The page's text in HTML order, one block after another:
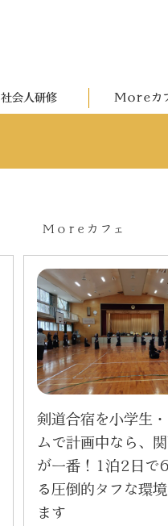
社会人研修 Moreカ
Moreカフェ
剣道合宿を小学生
ムで計画中なら、関
が一番！1泊2日で
る圧倒的タフな環
ます